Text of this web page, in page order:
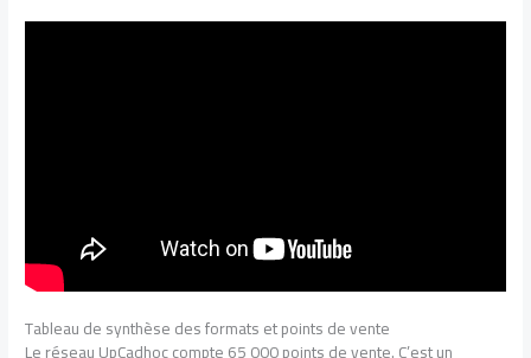
Tableau de synthèse des formats et points de vente
Le réseau UpCadhoc compte 65 000 points de vente. C’est un